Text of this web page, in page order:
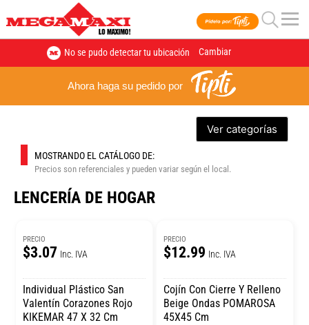
No se pudo detectar tu ubicación Cambiar
Ahora haga su pedido por
Ver categorías
MOSTRANDO EL CATÁLOGO DE:
Precios son referenciales y pueden variar según el local.
LENCERÍA DE HOGAR
PRECIO
$3.07 Inc. IVA
Individual Plástico San
Valentín Corazones Rojo
KIKEMAR 47 X 32 Cm
PRECIO
$12.99 Inc. IVA
Cojín Con Cierre Y Relleno
Beige Ondas POMAROSA
45X45 Cm